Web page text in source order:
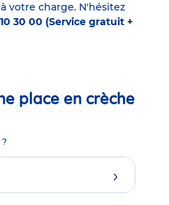
votre charge. N'hésitez
30 00 (Service gratuit +
place en crèche